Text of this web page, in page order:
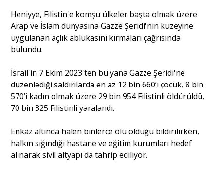
Heniyye, Filistin'e komşu ülkeler başta olmak üzere
Arap ve İslam dünyasına Gazze Şeridi'nin kuzeyine
uygulanan açlık ablukasını kırmaları çağrısında
bulundu.
İsrail'in 7 Ekim 2023'ten bu yana Gazze Şeridi'ne
düzenlediği saldırılarda en az 12 bin 660’ı çocuk, 8 bin
570’i kadın olmak üzere 29 bin 954 Filistinli öldürüldü,
70 bin 325 Filistinli yaralandı.
Enkaz altında halen binlerce ölü olduğu bildirilirken,
halkın sığındığı hastane ve eğitim kurumları hedef
alınarak sivil altyapı da tahrip ediliyor.